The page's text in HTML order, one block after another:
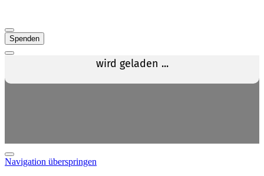
Spenden
Navigation überspringen